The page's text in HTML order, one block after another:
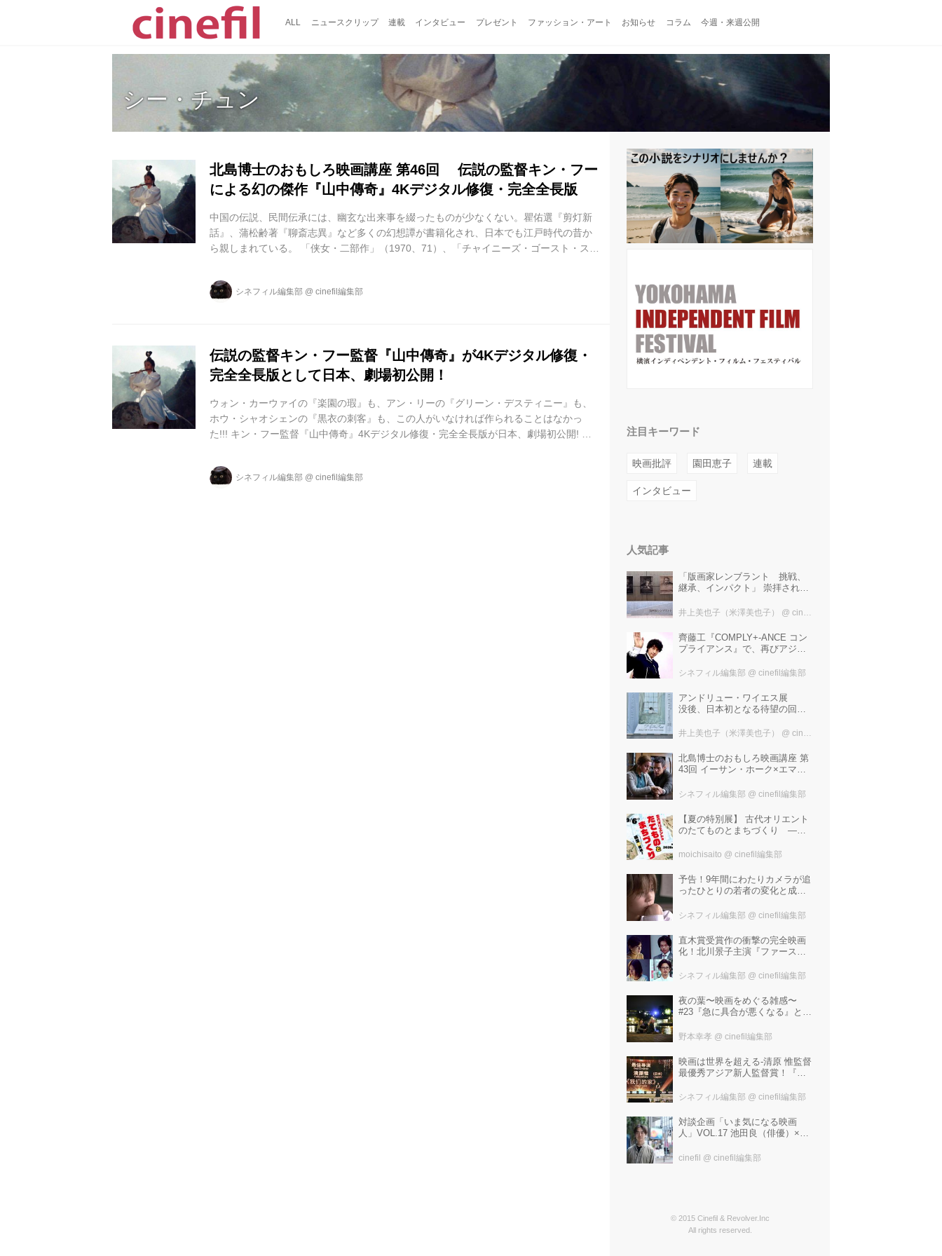
ALL ニュースクリップ 連載 インタビュー プレゼント ファッション・アート お知らせ コラム 今週・来週公開
シー・チュン
北島博士のおもしろ映画講座 第46回 伝説の監督キン・フー
による幻の傑作『山中傳奇』4Kデジタル修復・完全全長版
中国の伝説、民間伝承には、幽玄な出来事を綴ったものが少なくない。瞿佑選『剪灯新
話』、蒲松齢著『聊斎志異』など多くの幻想譚が書籍化され、日本でも江戸時代の昔か
ら親しまれている。 「侠女・二部作」（1970、71）、「チャイニーズ・ゴースト・スト
ソードを基にしている。 本作は「侠女」の監督胡金銓（キン・フー）が脚本も手掛けた
79年作で、上映時間3時間10分の大作である。 日本では映画祭などで2時間の短縮版が上
シネフィル編集部 @ cinefil編集部
伝説の監督キン・フー監督『山中傳奇』が4Kデジタル修復・
完全全長版として日本、劇場初公開！
ウォン・カーウァイの『楽園の瑕』も、アン・リーの『グリーン・デスティニー』も、
ホウ・シャオシェンの『黒衣の刺客』も、この人がいなければ作られることはなかっ
た!!! キン・フー監督『山中傳奇』4Kデジタル修復・完全全長版が日本、劇場初公開! 京
国際映画祭での受賞を果たし、世界に知られることとなった伝説の監督・キン・フー。
ブルース・リーやジャッキー・チェンを始め とした香港アクション界に絶大なる影響を
シネフィル編集部 @ cinefil編集部
注目キーワード
映画批評 園田恵子 連載
インタビュー
人気記事
「版画家レンブラント 挑戦、
継承、インパクト」 崇拝され、
た版画技法！ 国立西洋美術館に
井上美也子（米澤美也子） @ cinefil編集部
齊藤工『COMPLY+-ANCE コン
プライアンス』で、再びアジア
際映画祭"インターナショナル・
シネフィル編集部 @ cinefil編集部
アンドリュー・ワイエス展
没後、日本初となる待望の回顧
は？ 独自の精神世界を描く 豊
23日まで開催！
井上美也子（米澤美也子） @ cinefil編集部
北島博士のおもしろ映画講座 第
43回 イーサン・ホーク×エマ・
仕掛ける、実話に基づく衝撃の
ン』！
シネフィル編集部 @ cinefil編集部
【夏の特別展】 古代オリエント
のたてものとまちづくり —模
moichisaito @ cinefil編集部
予告！9年間にわたりカメラが追
ったひとりの若者の変化と成長
戻るとき 空と木の実の9年間』
シネフィル編集部 @ cinefil編集部
直木賞受賞作の衝撃の完全映画
化！北川景子主演『ファースト
化学反応」と絶賛した追加キャ
塚洋介！
シネフィル編集部 @ cinefil編集部
夜の葉〜映画をめぐる雑感〜
#23『急に具合が悪くなる』と宮
が悪くなる』
野本幸孝 @ cinefil編集部
映画は世界を超える-清原 惟監督
最優秀アジア新人監督賞！『わ
中国最大の映画祭「上海国際映
シネフィル編集部 @ cinefil編集部
対談企画「いま気になる映画
人」VOL.17 池田良（俳優）×飯
サー）
cinefil @ cinefil編集部
© 2015 Cinefil & Revolver.Inc
All rights reserved.